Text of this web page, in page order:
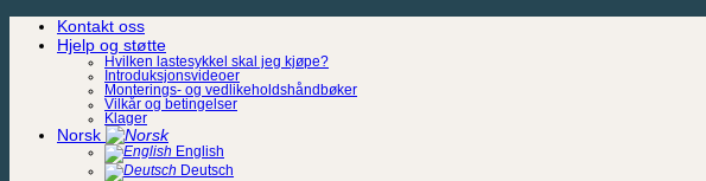
Skip
Kontakt oss
Hjelp og støtte
Hvilken lastesykkel skal jeg kjøpe?
Introduksjonsvideoer
Monterings- og vedlikeholdshåndbøker
Vilkår og betingelser
Klager
Norsk
English
Deutsch